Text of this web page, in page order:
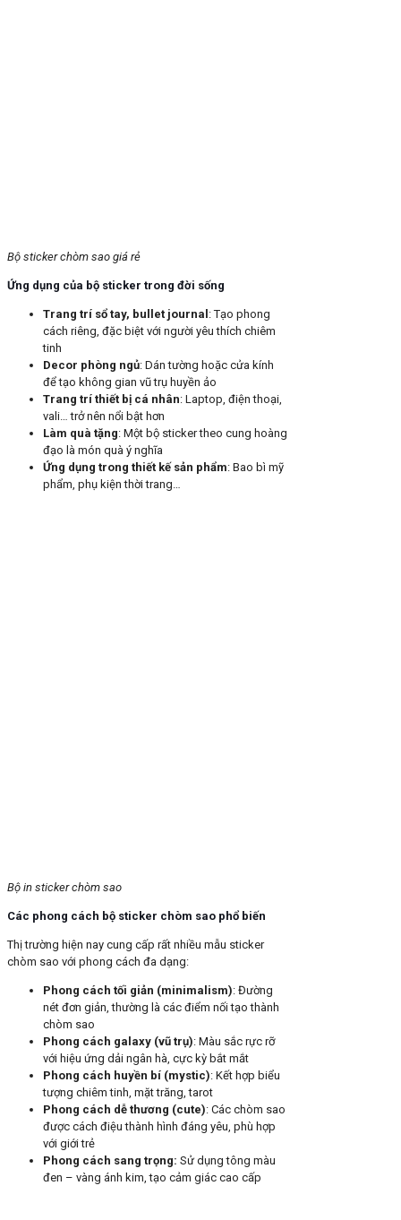
Bộ sticker chòm sao giá rẻ
Ứng dụng của bộ sticker trong đời sống
Trang trí sổ tay, bullet journal : Tạo phong
cách riêng, đặc biệt với người yêu thích chiêm
tinh
Decor phòng ngủ: Dán tường hoặc cửa kính
để tạo không gian vũ trụ huyền ảo
Trang trí thiết bị cá nhân: Laptop, điện thoại,
vali… trở nên nổi bật hơn
Làm quà tặng: Một bộ sticker theo cung hoàng
đạo là món quà ý nghĩa
Ứng dụng trong thiết kế sản phẩm: Bao bì mỹ
phẩm, phụ kiện thời trang…
Bộ in sticker chòm sao
Các phong cách bộ sticker chòm sao phổ biến
Thị trường hiện nay cung cấp rất nhiều mẫu sticker
chòm sao với phong cách đa dạng:
Phong cách tối giản (minimalism): Đường
nét đơn giản, thường là các điểm nối tạo thành
chòm sao
Phong cách galaxy (vũ trụ): Màu sắc rực rỡ
với hiệu ứng dải ngân hà, cực kỳ bắt mắt
Phong cách huyền bí (mystic): Kết hợp biểu
tượng chiêm tinh, mặt trăng, tarot
Phong cách dễ thương (cute): Các chòm sao
được cách điệu thành hình đáng yêu, phù hợp
với giới trẻ
Phong cách sang trọng: Sử dụng tông màu
đen – vàng ánh kim, tạo cảm giác cao cấp